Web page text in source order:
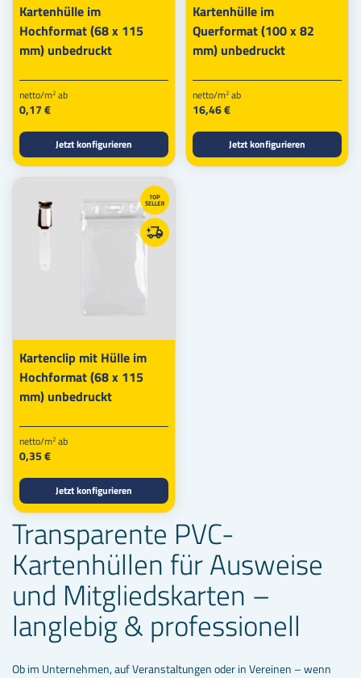
Kartenhülle im
Hochformat (68 x 115
mm) unbedruckt
netto/m2 ab
0,17 €
Jetzt konfigurieren
Kartenhülle im
Querformat (100 x 82
mm) unbedruckt
netto/m2 ab
16,46 €
Jetzt konfigurieren
Kartenclip mit Hülle im
Hochformat (68 x 115
mm) unbedruckt
netto/m2 ab
0,35 €
Jetzt konfigurieren
Transparente PVC-
Kartenhüllen für Ausweise
und Mitgliedskarten –
langlebig & professionell
Ob im Unternehmen, auf Veranstaltungen oder in Vereinen – wenn